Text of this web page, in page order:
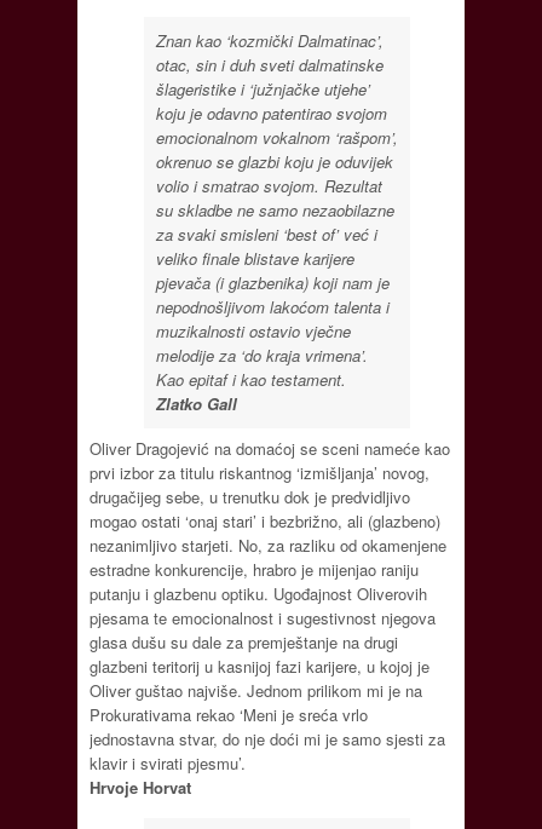
Znan kao ‘kozmički Dalmatinac’,
otac, sin i duh sveti dalmatinske
šlageristike i ‘južnjačke utjehe’
koju je odavno patentirao svojom
emocionalnom vokalnom ‘rašpom’,
okrenuo se glazbi koju je oduvijek
volio i smatrao svojom. Rezultat
su skladbe ne samo nezaobilazne
za svaki smisleni ‘best of’ već i
veliko finale blistave karijere
pjevača (i glazbenika) koji nam je
nepodnošljivom lakoćom talenta i
muzikalnosti ostavio vječne
melodije za ‘do kraja vrimena’.
Kao epitaf i kao testament.
Zlatko Gall
Oliver Dragojević na domaćoj se sceni nameće kao
prvi izbor za titulu riskantnog ‘izmišljanja’ novog,
drugačijeg sebe, u trenutku dok je predvidljivo
mogao ostati ‘onaj stari’ i bezbrižno, ali (glazbeno)
nezanimljivo starjeti. No, za razliku od okamenjene
estradne konkurencije, hrabro je mijenjao raniju
putanju i glazbenu optiku. Ugođajnost Oliverovih
pjesama te emocionalnost i sugestivnost njegova
glasa dušu su dale za premještanje na drugi
glazbeni teritorij u kasnijoj fazi karijere, u kojoj je
Oliver guštao najviše. Jednom prilikom mi je na
Prokurativama rekao ‘Meni je sreća vrlo
jednostavna stvar, do nje doći mi je samo sjesti za
klavir i svirati pjesmu’.
Hrvoje Horvat